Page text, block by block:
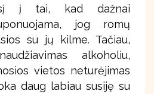
į tai, kad dažnai
jog romų
su jų kilme. Tačiau,
alkoholiu,
vietos neturėjimas
daug labiau susiję su